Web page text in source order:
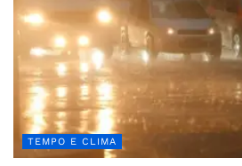
TEMPO E CLIMA